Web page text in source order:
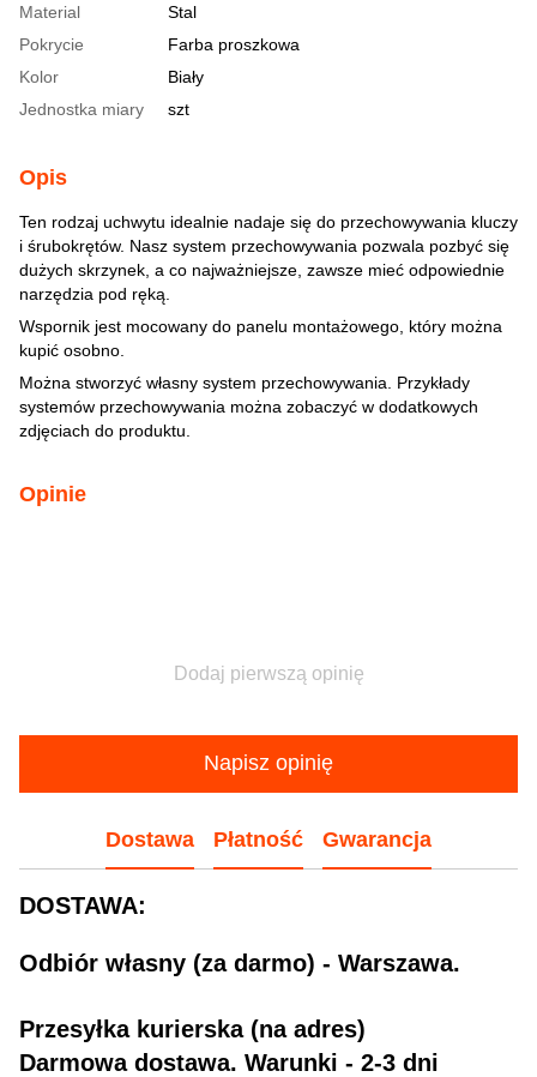
Material
Stal
Pokrycie
Farba proszkowa
Kolor
Biały
Jednostka miary
szt
Opis
Ten rodzaj uchwytu idealnie nadaje się do przechowywania kluczy
i śrubokrętów. Nasz system przechowywania pozwala pozbyć się
dużych skrzynek, a co najważniejsze, zawsze mieć odpowiednie
narzędzia pod ręką.
Wspornik jest mocowany do panelu montażowego, który można
kupić osobno.
Można stworzyć własny system przechowywania. Przykłady
systemów przechowywania można zobaczyć w dodatkowych
zdjęciach do produktu.
Opinie
Dodaj pierwszą opinię
Napisz opinię
Dostawa Płatność Gwarancja
DOSTAWA:
Odbiór własny (za darmo) - Warszawa.
Przesyłka kurierska (na adres)
Darmowa dostawa. Warunki - 2-3 dni